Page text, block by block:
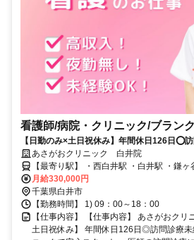
看護師/病院・クリニック/ブラン
【日勤のみ×土日祝休み】年間休日126日⭕
実のクリニックで安心スタート✨
あさがおクリニック 白井院
【最寄り駅】 ・西白井駅 ・白井駅 ・鎌ヶ
月給330,000円
千葉県白井市
【勤務時間】 1) 09：00～18：00
【仕事内容】 【仕事内容】 あさがおクリ
土日祝休み】 年間休日126日◎訪問診療